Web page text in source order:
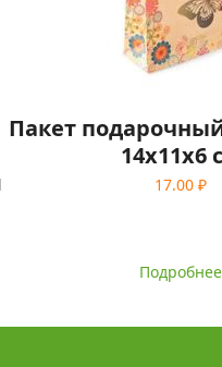
Пакет
14x11x6
17.00₽
Подробнее